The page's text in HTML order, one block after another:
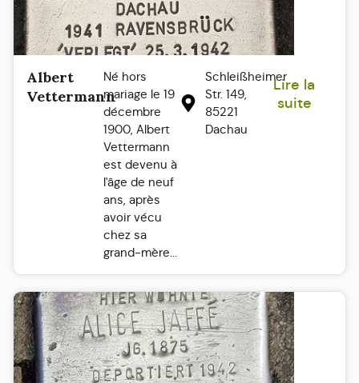
Albert
Vettermann
Né hors
mariage le 19
décembre
1900, Albert
Vettermann
est devenu à
l'âge de neuf
ans, après
avoir vécu
chez sa
grand-mère...
Schleißheimer
Str. 149,
85221
Dachau
Lire la
suite